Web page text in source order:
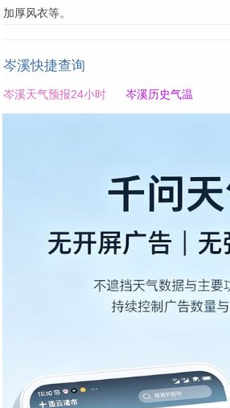
加厚风衣等。
岑溪快捷查询
岑溪天气预报24小时 岑溪历史气温